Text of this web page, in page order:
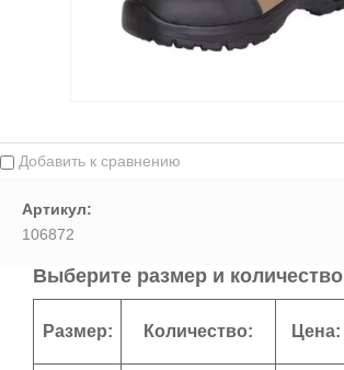
Добавить к сравнению
Артикул:
106872
Выберите размер и количество
Размер: Количество: Цена:
Спецпредложение: